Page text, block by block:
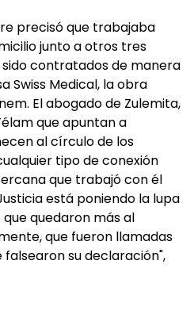
precisó que trabajaba
junto a otros tres
contratados de manera
Swiss Medical, la obra
El abogado de Zulemita,
que apuntan a
al círculo de los
tipo de conexión
que trabajó con él
está poniendo la lupa
quedaron más al
que fueron llamadas
su declaración",